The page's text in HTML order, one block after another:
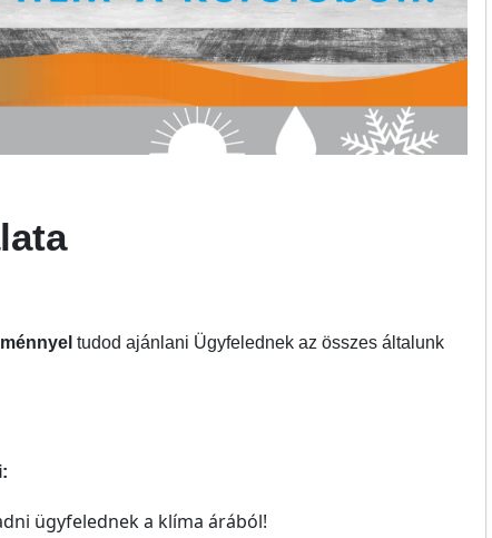
tudod ajánlani Ügyfelednek az összes általunk
ügyfelednek a klíma árából!